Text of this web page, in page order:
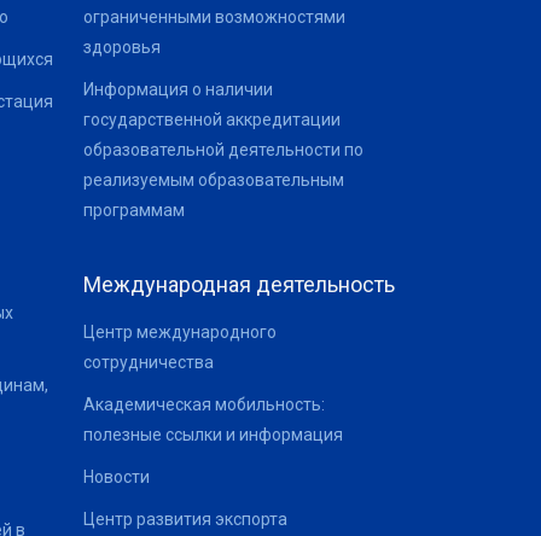
в
ограниченными возможностями
здоровья
Информация о наличии
государственной аккредитации
образовательной деятельности по
реализуемым образовательным
программам
Международная деятельность
Центр международного
сотрудничества
Академическая мобильность:
полезные ссылки и информация
Новости
Центр развития экспорта